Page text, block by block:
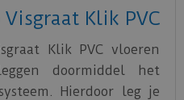
Klik PVC
Klik PVC vloeren
doormiddel het
Hierdoor leg je